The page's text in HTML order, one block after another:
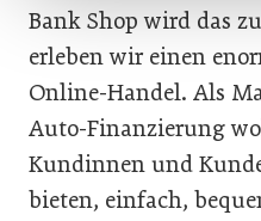
Bank Shop wird das
erleben wir einen
Online-Handel. Als
Auto-Finanzierung
Kundinnen und
bieten, einfach,